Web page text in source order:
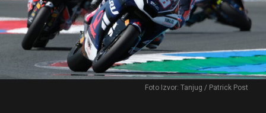
Foto Izvor: Tanjug / Patrick Post